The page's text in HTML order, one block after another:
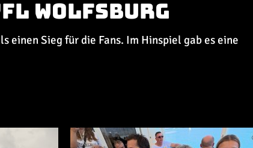
Wolfsburg
Sieg für die Fans. Im Hinspiel gab es eine